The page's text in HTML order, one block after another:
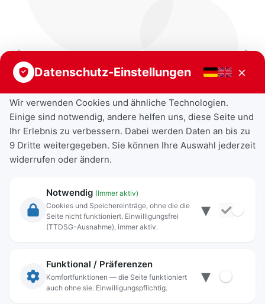
Rechtliche Angaben
Datenschutz
Anschrift
Datenschutz-Einstellungen ×
Wir verwenden Cookies und ähnliche Technologien.
Einige sind notwendig, andere helfen uns, diese Seite und
Ihr Erlebnis zu verbessern. Dabei werden Daten an bis zu
9 Dritte weitergegeben. Sie können Ihre Auswahl jederzeit
widerrufen oder ändern.
Notwendig (Immer aktiv)
Cookies und Speichereinträge, ohne die die
Seite nicht funktioniert. Einwilligungsfrei
(TTDSG-Ausnahme), immer aktiv.
▾
Funktional / Präferenzen
Komfortfunktionen — die Seite funktioniert
auch ohne sie. Einwilligungspflichtig.
▾